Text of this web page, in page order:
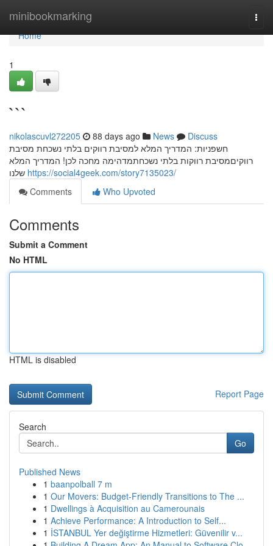
minibookmarking
Home
Home
1
```
nikolascuvl272205 88 days ago News
Discuss
חשפניות: המדריך המלא למסיבת רווקים בלתי נשכחת מסיבת
רווקיםמסיבת רווקות בלתי נשכחתמדהימה מחכה לכן! המדריך המלא
https://social4geek.com/story7135023/
Comments
Who Upvoted
Comments
Submit a Comment
No HTML
HTML is disabled
Report Page
Search
Go
Published News
1 baanpolball 7 m
1 Our Movers: Budget-Friendly Transitions to The ...
1 Dwellings à Acquisition au Camerounais
1 Achieve Performance: A Introduction to Self...
1 İSTANBUL Yer değiştirme Hizmetleri: Güvenilir v...